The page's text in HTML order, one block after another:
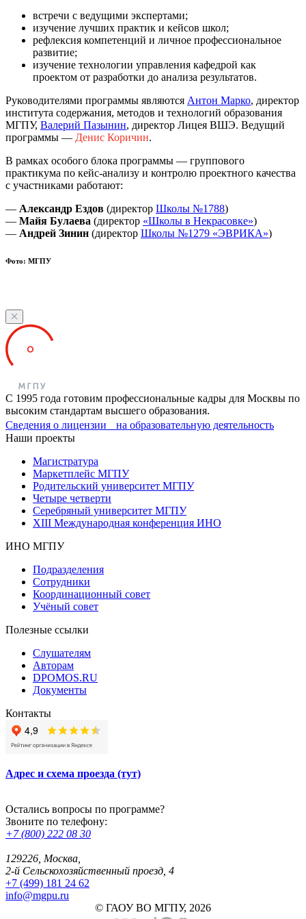
встречи с ведущими экспертами;
изучение лучших практик и кейсов школ;
рефлексия компетенций и личное профессиональное
развитие;
изучение технологии управления кафедрой как
проектом от разработки до анализа результатов.
Руководителями программы являются Антон Марко, директор
института содержания, методов и технологий образования
МГПУ, Валерий Пазынин, директор Лицея ВШЭ. Ведущий
программы — Денис Коричин.
В рамках особого блока программы — группового
практикума по кейс‑анализу и контролю проектного качества
с участниками работают:
— Александр Ездов (директор Школы №1788)
— Майя Булаева (директор «Школы в Некрасовке»)
— Андрей Зинин (директор Школы №1279 «ЭВРИКА»)
Фото: МГПУ
С 1995 года готовим профессиональные кадры для Москвы по
высоким стандартам высшего образования.
Сведения о лицензии на образовательную деятельность
Наши проекты
Магистратура
Маркетплейс МГПУ
Родительский университет МГПУ
Четыре четверти
Серебряный университет МГПУ
XIII Международная конференция ИНО
ИНО МГПУ
Подразделения
Сотрудники
Координационный совет
Учёный совет
Полезные ссылки
Слушателям
Авторам
DPOMOS.RU
Документы
Контакты
Адрес и схема проезда (тут)
Остались вопросы по программе?
Звоните по телефону:
+7 (800) 222 08 30
129226, Москва,
2-й Сельскохозяйственный проезд, 4
+7 (499) 181 24 62
info@mgpu.ru
© ГАОУ ВО МГПУ, 2026